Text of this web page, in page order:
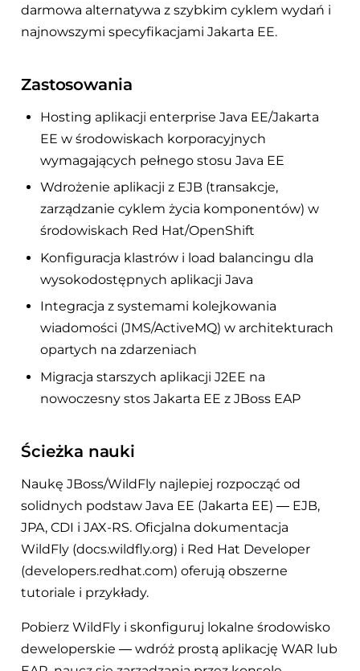
darmowa alternatywa z szybkim cyklem wydań i
najnowszymi specyfikacjami Jakarta EE.
Zastosowania
Hosting aplikacji enterprise Java EE/Jakarta
EE w środowiskach korporacyjnych
wymagających pełnego stosu Java EE
Wdrożenie aplikacji z EJB (transakcje,
zarządzanie cyklem życia komponentów) w
środowiskach Red Hat/OpenShift
Konfiguracja klastrów i load balancingu dla
wysokodostępnych aplikacji Java
Integracja z systemami kolejkowania
wiadomości (JMS/ActiveMQ) w architekturach
opartych na zdarzeniach
Migracja starszych aplikacji J2EE na
nowoczesny stos Jakarta EE z JBoss EAP
Ścieżka nauki
Naukę JBoss/WildFly najlepiej rozpocząć od
solidnych podstaw Java EE (Jakarta EE) — EJB,
JPA, CDI i JAX-RS. Oficjalna dokumentacja
WildFly (docs.wildfly.org) i Red Hat Developer
(developers.redhat.com) oferują obszerne
tutoriale i przykłady.
Pobierz WildFly i skonfiguruj lokalne środowisko
deweloperskie — wdróż prostą aplikację WAR lub